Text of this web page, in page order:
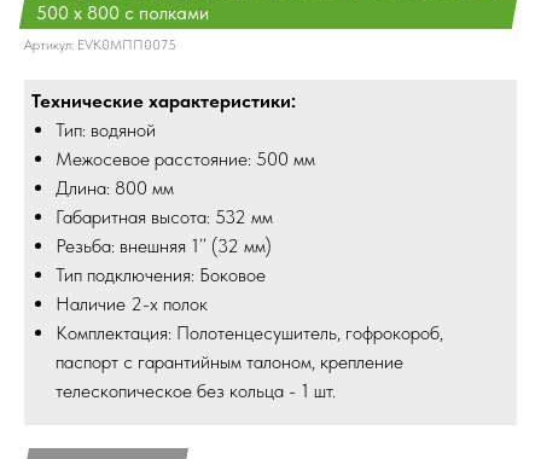
500 х 800 с полками
Артикул: EVK0МПП0075
Технические характеристики:
Тип: водяной
Межосевое расстояние: 500 мм
Длина: 800 мм
Габаритная высота: 532 мм
Резьба: внешняя 1’’ (32 мм)
Тип подключения: Боковое
Наличие 2-х полок
Комплектация: Полотенцесушитель, гофрокороб,
паспорт с гарантийным талоном, крепление
телескопическое без кольца - 1 шт.